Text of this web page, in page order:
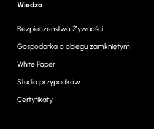
Wiedza
Bezpieczeństwo Żywności
Gospodarka o obiegu zamkniętym
White Paper
Studia przypadków
Certyfikaty